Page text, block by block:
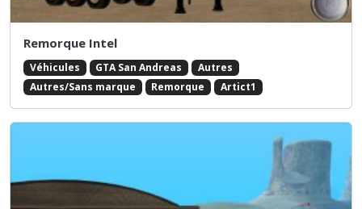
Remorque Intel
Véhicules GTA San Andreas
Autres
Autres/Sans marque
Remorque Artict1